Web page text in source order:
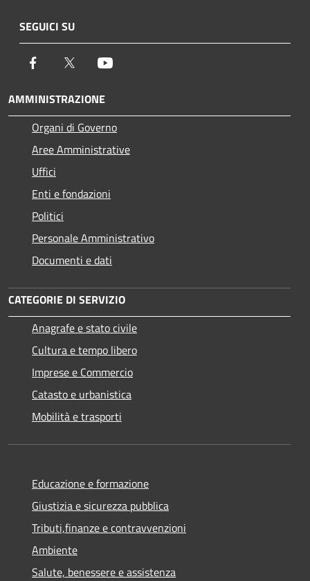
SEGUICI SU
Facebook Twitter
AMMINISTRAZIONE
Organi di Governo
Aree Amministrative
Uffici
Enti e fondazioni
Politici
Personale Amministrativo
Documenti e dati
CATEGORIE DI SERVIZIO
Anagrafe e stato civile
Cultura e tempo libero
Imprese e Commercio
Catasto e urbanistica
Mobilità e trasporti
Educazione e formazione
Giustizia e sicurezza pubblica
Tributi,finanze e contravvenzioni
Ambiente
Salute, benessere e assistenza